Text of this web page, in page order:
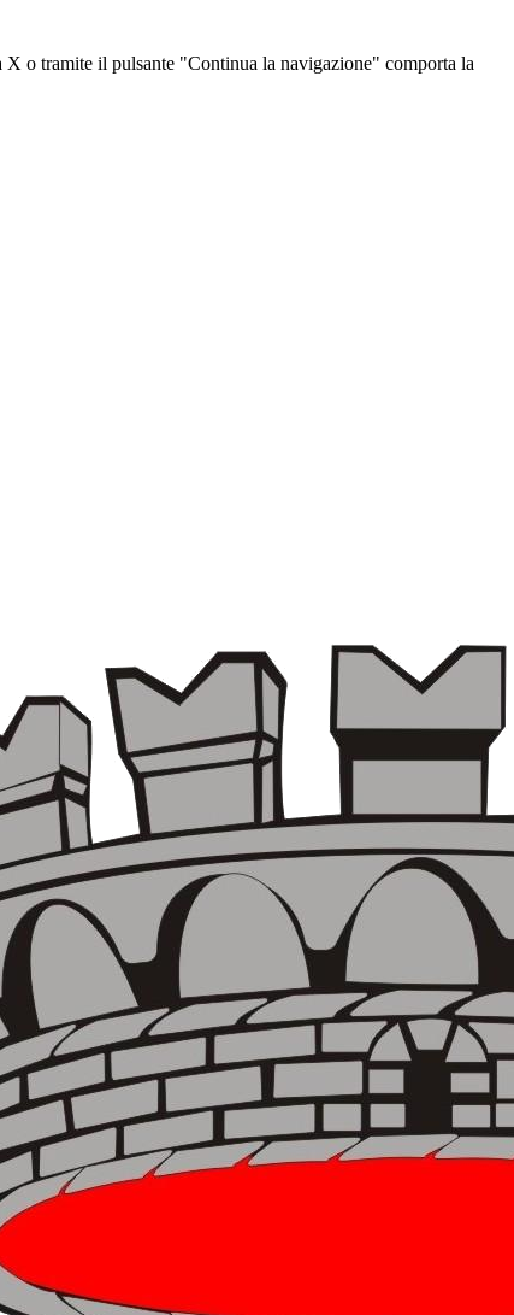
o tramite il pulsante "Continua la navigazione" comporta la